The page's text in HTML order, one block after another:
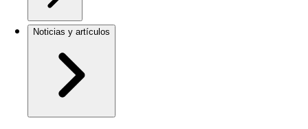
Noticias y artículos